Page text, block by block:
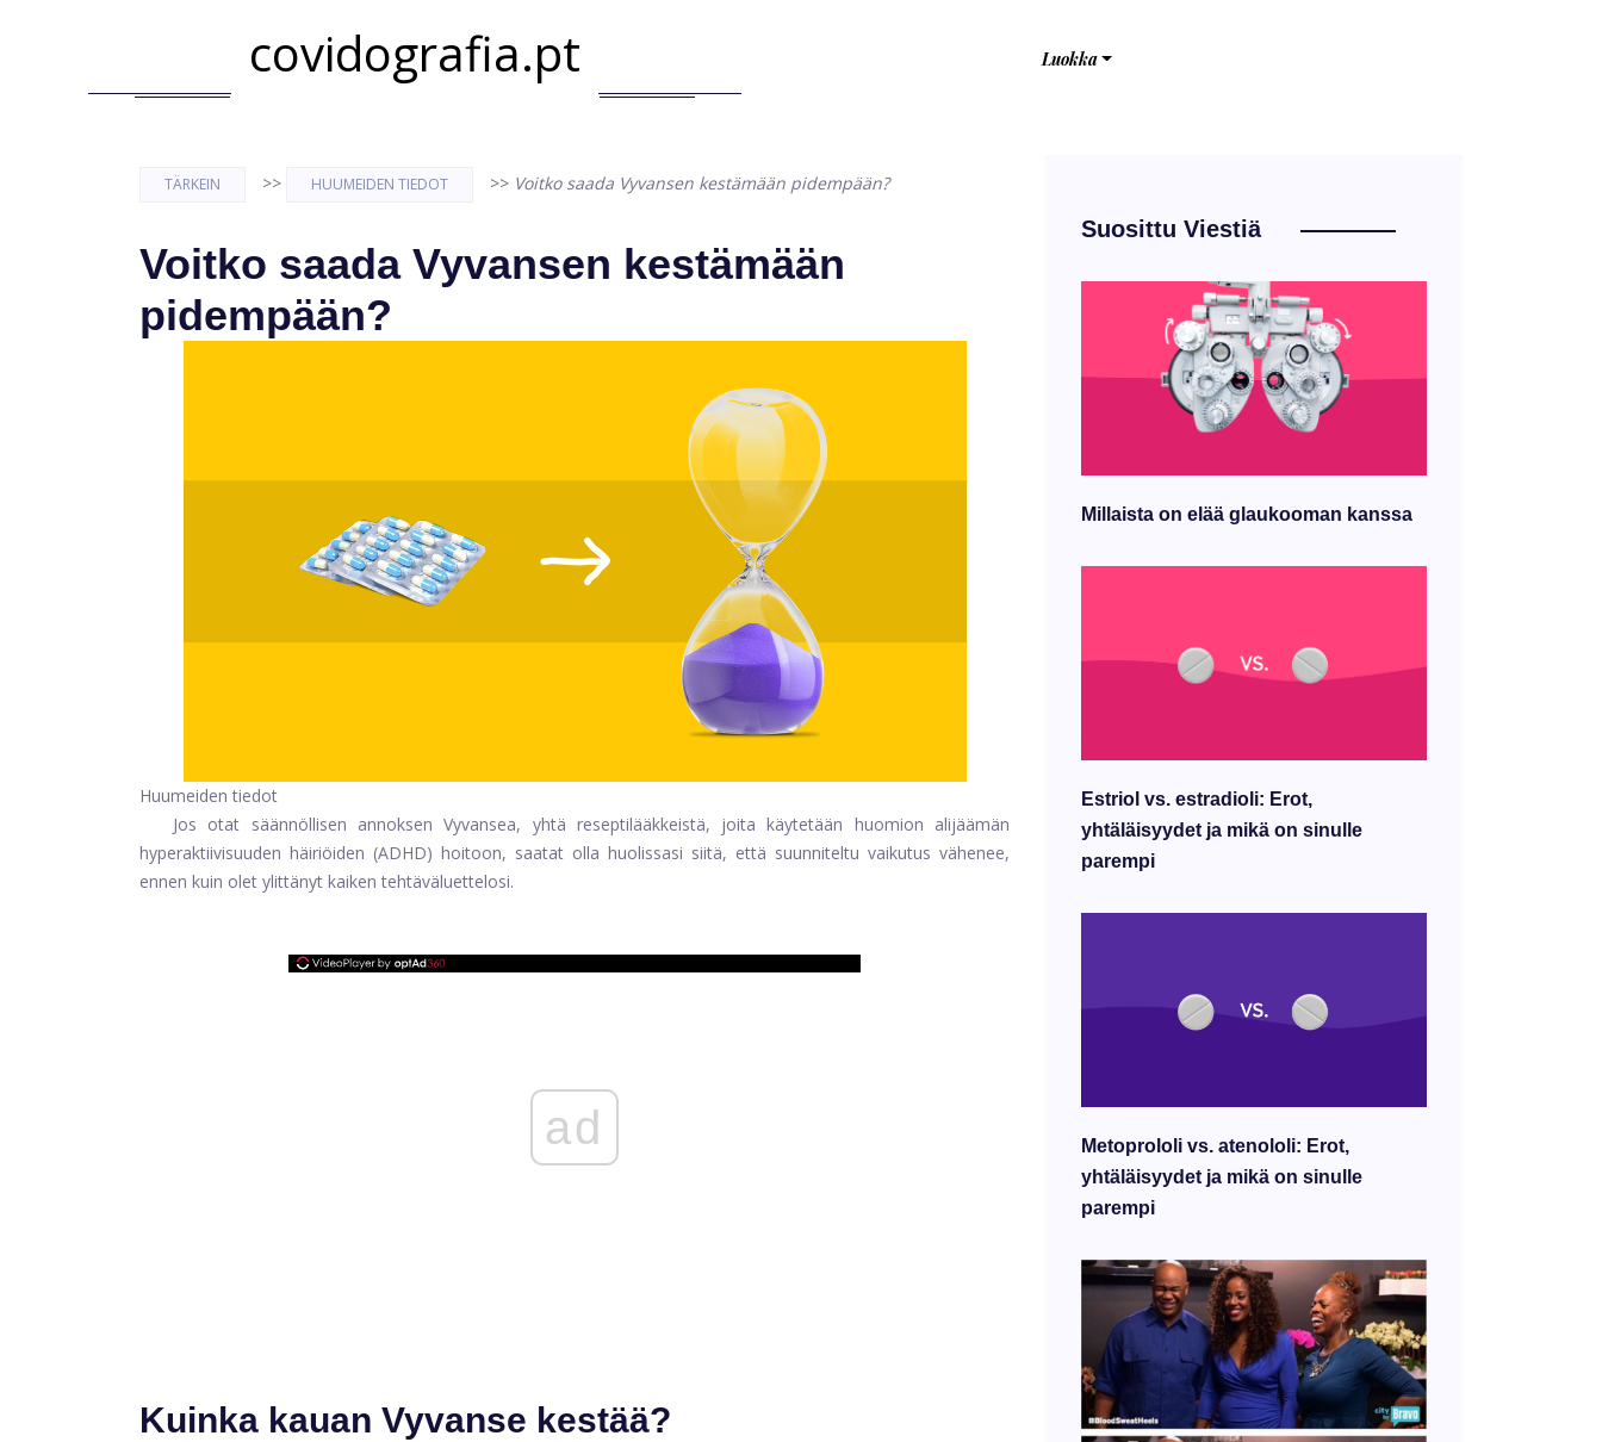
covidografia.pt Luokka
TÄRKEIN >> HUUMEIDEN TIEDOT >> Voitko saada Vyvansen kestämään pidempään?
Voitko saada Vyvansen kestämään
pidempään?
Huumeiden tiedot
Jos otat säännöllisen annoksen Vyvansea, yhtä reseptilääkkeistä, joita käytetään huomion alijäämän
hyperaktiivisuuden häiriöiden (ADHD) hoitoon, saatat olla huolissasi siitä, että suunniteltu vaikutus vähenee,
ennen kuin olet ylittänyt kaiken tehtäväluettelosi.
ad
Kuinka kauan Vyvanse kestää?
Suosittu Viestiä
Millaista on elää glaukooman kanssa
Estriol vs. estradioli: Erot,
yhtäläisyydet ja mikä on sinulle
parempi
Metoprololi vs. atenololi: Erot,
yhtäläisyydet ja mikä on sinulle
parempi